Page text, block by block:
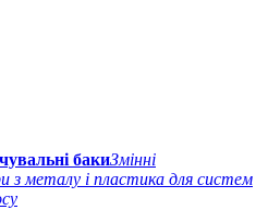
бакиЗмінні
з металу і пластика для систем